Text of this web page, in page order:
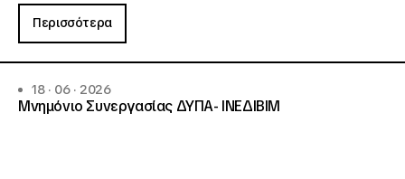
Περισσότερα
18 · 06 · 2026
Μνημόνιο Συνεργασίας ΔΥΠΑ- ΙΝΕΔΙΒΙΜ